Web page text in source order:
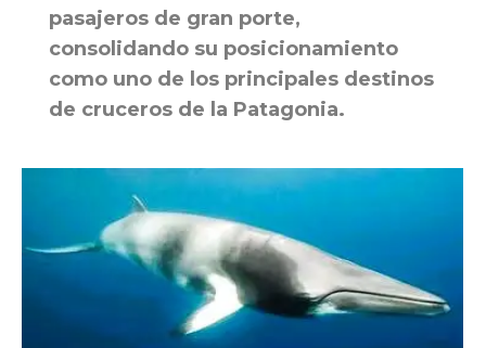
pasajeros de gran porte,
consolidando su posicionamiento
como uno de los principales destinos
de cruceros de la Patagonia.